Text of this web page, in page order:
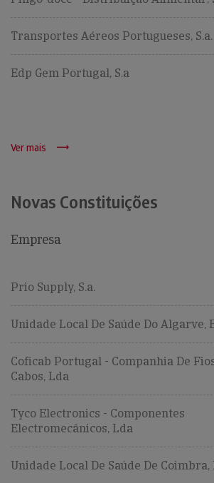
Transportes Aéreos Portugueses, S.a.
Edp Gem Portugal, S.a
Ver mais
Novas Constituições
Empresa
Prio Supply, S.a.
Unidade Local De Saúde Do Algarve,
Coficab Portugal - Companhia De
Cabos, Lda
Tyco Electronics - Componentes
Electromecânicos, Lda
Unidade Local De Saúde De Coimbra,